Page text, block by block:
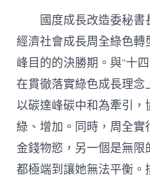
國度成長改造委秘書
經濟社會成長周全綠色
峰目的的決勝期。與“十
在貫徹落實綠色成長理念
以碳達峰碳中和為牽引
綠、增加。同時，周全
金錢物慾，另一個是無限
都極端到讓她無法平衡。